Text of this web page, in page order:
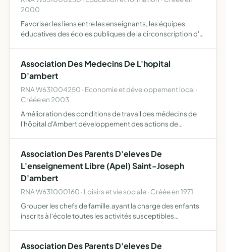
2000
Favoriser les liens entre les enseignants, les équipes
éducatives des écoles publiques de la circonscription d'
Association Des Medecins De L'hopital
D'ambert
RNA W631004250 · Economie et développement local ·
Créée en 2003
Amélioration des conditions de travail des médecins de
l'hôpital d'Ambert développement des actions de
Association Des Parents D'eleves De
L'enseignement Libre (Apel) Saint-Joseph
D'ambert
RNA W631000160 · Loisirs et vie sociale · Créée en 1971
Grouper les chefs de famille.ayant la charge des enfants
inscrits à l'école toutes les activités susceptibles
Association Des Parents D'eleves De